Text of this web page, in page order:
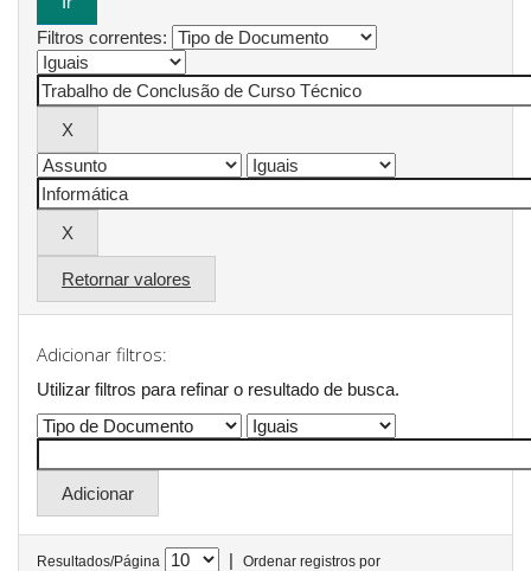
Filtros correntes:
Retornar valores
Adicionar filtros:
Utilizar filtros para refinar o resultado de busca.
Resultados/Página |
Ordenar registros por